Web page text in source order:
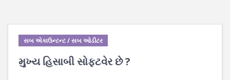
સબ એકાઉન્ટન્ટ / સબ ઓડીટર
મુખ્ય હિસાબી સોફ્ટવેર છે ?